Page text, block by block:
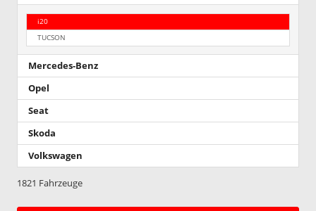
i20
TUCSON
Mercedes-Benz
Opel
Seat
Skoda
Volkswagen
1821 Fahrzeuge